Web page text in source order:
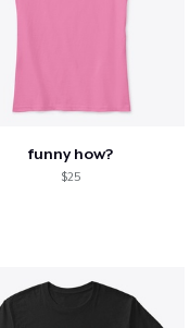
funny how?
$25